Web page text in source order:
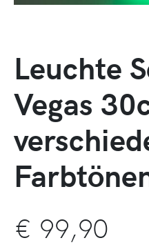
Leuchte
Vegas
€ 99,90